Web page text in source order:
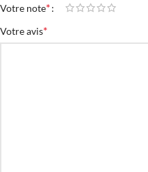
Votre note*
Votre avis*